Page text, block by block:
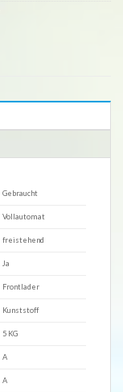
Gebraucht
Vollautomat
freistehend
Ja
Frontlader
Kunststoff
5 KG
A
A